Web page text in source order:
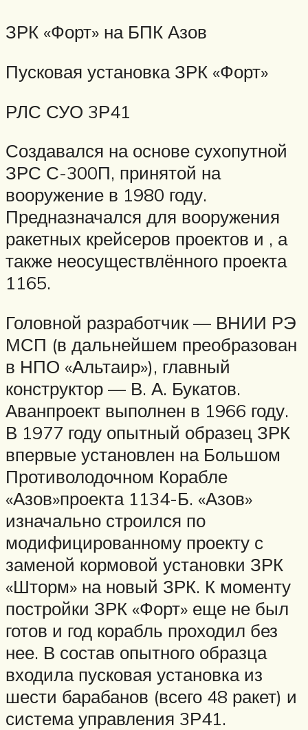
ЗРК «Форт» на БПК Азов
Пусковая установка ЗРК «Форт»
РЛС СУО 3Р41
Создавался на основе сухопутной
ЗРС С-300П, принятой на
вооружение в 1980 году.
Предназначался для вооружения
ракетных крейсеров проектов и , а
также неосуществлённого проекта
1165.
Головной разработчик — ВНИИ РЭ
МСП (в дальнейшем преобразован
в НПО «Альтаир»), главный
конструктор — В. А. Букатов.
Аванпроект выполнен в 1966 году.
В 1977 году опытный образец ЗРК
впервые установлен на Большом
Противолодочном Корабле
«Азов»проекта 1134-Б. «Азов»
изначально строился по
модифицированному проекту с
заменой кормовой установки ЗРК
«Шторм» на новый ЗРК. К моменту
постройки ЗРК «Форт» еще не был
готов и год корабль проходил без
нее. В состав опытного образца
входила пусковая установка из
шести барабанов (всего 48 ракет) и
система управления 3Р41.